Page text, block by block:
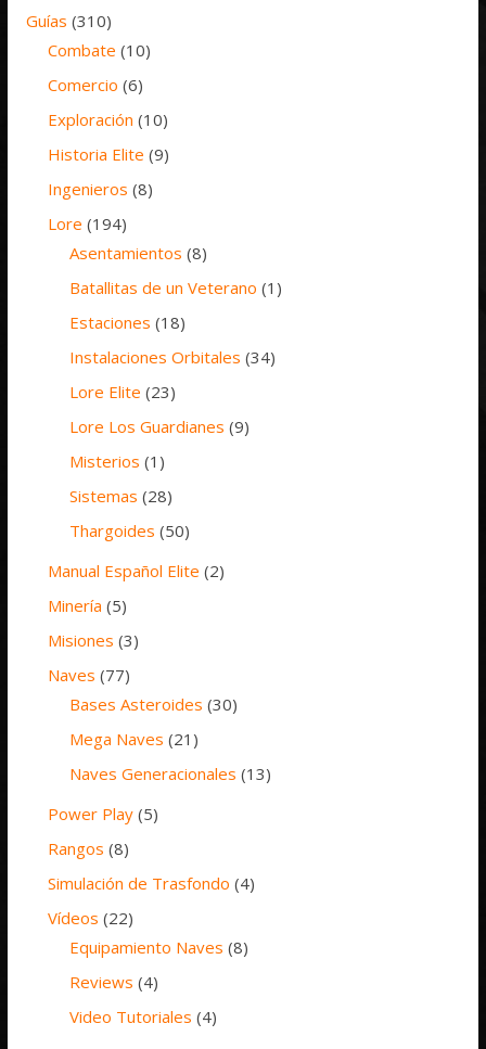
Guías (310)
Combate (10)
Comercio (6)
Exploración (10)
Historia Elite (9)
Ingenieros (8)
Lore (194)
Asentamientos (8)
Batallitas de un Veterano (1)
Estaciones (18)
Instalaciones Orbitales (34)
Lore Elite (23)
Lore Los Guardianes (9)
Misterios (1)
Sistemas (28)
Thargoides (50)
Manual Español Elite (2)
Minería (5)
Misiones (3)
Naves (77)
Bases Asteroides (30)
Mega Naves (21)
Naves Generacionales (13)
Power Play (5)
Rangos (8)
Simulación de Trasfondo (4)
Vídeos (22)
Equipamiento Naves (8)
Reviews (4)
Video Tutoriales (4)